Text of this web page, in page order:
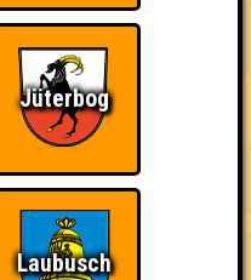
Schon wieder zum
Quiz?!
Wir sind immer bei
Jüterbog
Laubusch